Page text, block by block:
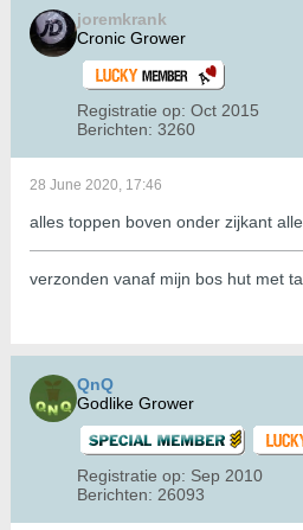
joremkrank
Cronic Grower
Registratie op: Oct 2015
Berichten: 3260
28 June 2020, 17:46
alles toppen boven onder zijkant
verzonden vanaf mijn bos hut met
QnQ
Godlike Grower
Registratie op: Sep 2010
Berichten: 26093